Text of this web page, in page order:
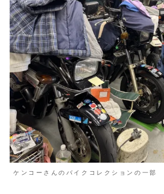
ケンコーさんのバイクコレクションの一部